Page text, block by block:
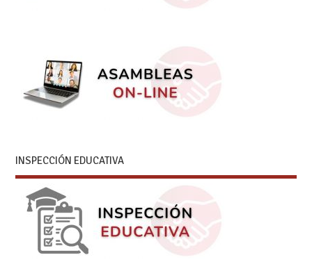
INSPECCIÓN EDUCATIVA